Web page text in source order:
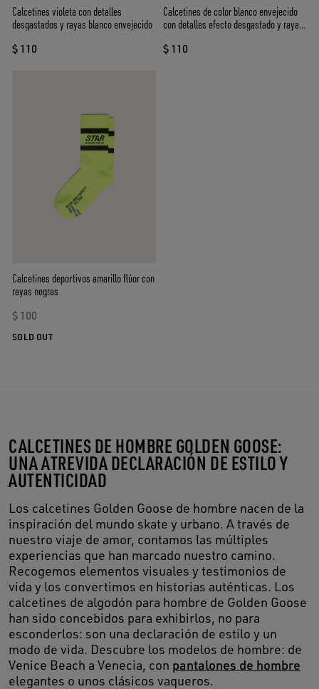
Calcetines violeta con detalles
desgastados y rayas blanco envejecido
$ 110
Calcetines de color blanco envejecido
con detalles efecto desgastado y rayas
$ 110
Calcetines deportivos amarillo flúor con
rayas negras
$ 100
SOLD OUT
CALCETINES DE HOMBRE GOLDEN GOOSE:
UNA ATREVIDA DECLARACIÓN DE ESTILO Y
AUTENTICIDAD
Los calcetines Golden Goose de hombre nacen de la
inspiración del mundo skate y urbano. A través de
nuestro viaje de amor, contamos las múltiples
experiencias que han marcado nuestro camino.
Recogemos elementos visuales y testimonios de
vida y los convertimos en historias auténticas. Los
calcetines de algodón para hombre de Golden Goose
han sido concebidos para exhibirlos, no para
esconderlos: son una declaración de estilo y un
modo de vida. Descubre los modelos de hombre: de
Venice Beach a Venecia, con pantalones de hombre
elegantes o unos clásicos vaqueros.